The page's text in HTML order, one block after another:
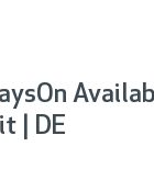
| DE